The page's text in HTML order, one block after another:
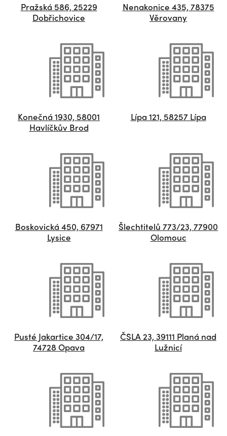
Pražská 586, 25229
Dobřichovice
Nenakonice 435, 78375
Věrovany
Konečná 1930, 58001
Havlíčkův Brod
Lípa 121, 58257 Lípa
Boskovická 450, 67971
Lysice
Šlechtitelů 773/23, 77900
Olomouc
Pusté Jakartice 304/17,
74728 Opava
ČSLA 23, 39111 Planá nad
Lužnicí